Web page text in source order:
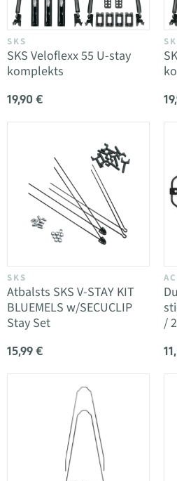
SKS
SKS Veloflexx 55 U-stay
komplekts
19,90 €
SKS
Atbalsts SKS V-STAY KIT
BLUEMELS w/SECUCLIP
Stay Set
15,99 €
/